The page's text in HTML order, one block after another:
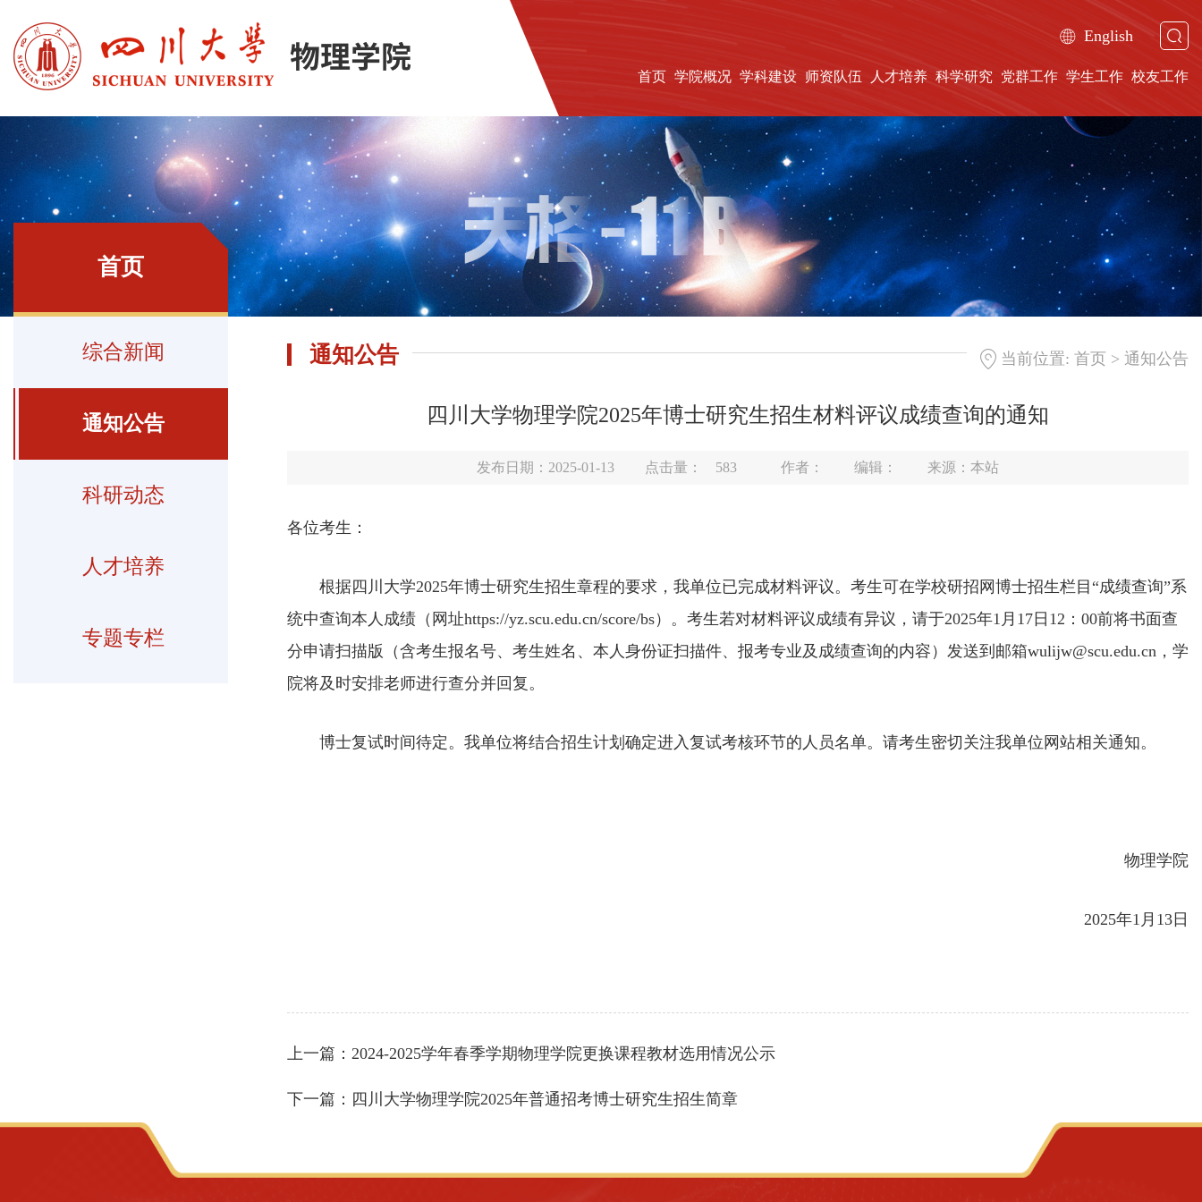
English
首页 学院概况 学科建设 师资队伍 人才培养 科学研究 党群工作 学生工作 校友工作
首页
综合新闻
通知公告
科研动态
人才培养
专题专栏
通知公告 当前位置: 首页 > 通知公告
四川大学物理学院2025年博士研究生招生材料评议成绩查询的通知
发布日期：2025-01-13 点击量： 583 作者： 编辑： 来源：本站
各位考生：
根据四川大学2025年博士研究生招生章程的要求，我单位已完成材料评议。考生可在学校研招网博士招生栏目“成绩查询”系
统中查询本人成绩（网址https://yz.scu.edu.cn/score/bs）。考生若对材料评议成绩有异议，请于2025年1月17日12：00前将书面查
分申请扫描版（含考生报名号、考生姓名、本人身份证扫描件、报考专业及成绩查询的内容）发送到邮箱wulijw@scu.edu.cn，学
院将及时安排老师进行查分并回复。
博士复试时间待定。我单位将结合招生计划确定进入复试考核环节的人员名单。请考生密切关注我单位网站相关通知。
物理学院
2025年1月13日
上一篇： 2024-2025学年春季学期物理学院更换课程教材选用情况公示
下一篇： 四川大学物理学院2025年普通招考博士研究生招生简章